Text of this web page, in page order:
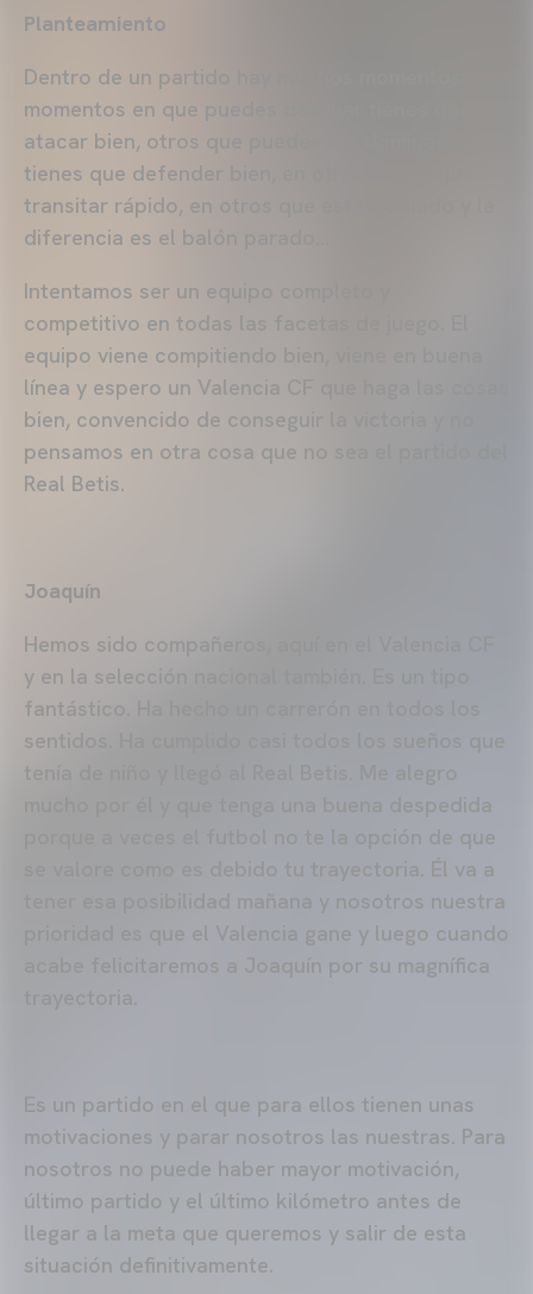
Planteamiento
Dentro de un partido hay muchos momentos:
momentos en que puedes dominar tienes que
atacar bien, otros que puedes ser dominado y
tienes que defender bien, en otros tienes que
transitar rápido, en otros que está igualado y la
diferencia es el balón parado...
Intentamos ser un equipo completo y
competitivo en todas las facetas de juego. El
equipo viene compitiendo bien, viene en buena
línea y espero un Valencia CF que haga las cosas
bien, convencido de conseguir la victoria y no
pensamos en otra cosa que no sea el partido del
Real Betis.
Joaquín
Hemos sido compañeros, aquí en el Valencia CF
y en la selección nacional también. Es un tipo
fantástico. Ha hecho un carrerón en todos los
sentidos. Ha cumplido casi todos los sueños que
tenía de niño y llegó al Real Betis. Me alegro
mucho por él y que tenga una buena despedida
porque a veces el futbol no te la opción de que
se valore como es debido tu trayectoria. Él va a
tener esa posibilidad mañana y nosotros nuestra
prioridad es que el Valencia gane y luego cuando
acabe felicitaremos a Joaquín por su magnífica
trayectoria.
Es un partido en el que para ellos tienen unas
motivaciones y parar nosotros las nuestras. Para
nosotros no puede haber mayor motivación,
último partido y el último kilómetro antes de
llegar a la meta que queremos y salir de esta
situación definitivamente.